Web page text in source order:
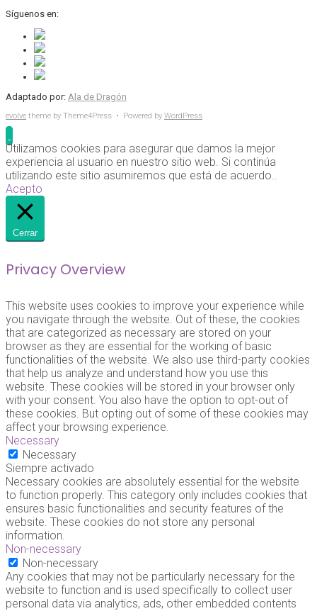
Síguenos en:
Adaptado por: Ala de Dragón
evolve theme by Theme4Press • Powered by WordPress
Utilizamos cookies para asegurar que damos la mejor
experiencia al usuario en nuestro sitio web. Si continúa
utilizando este sitio asumiremos que está de acuerdo..
Acepto
Cerrar
Privacy Overview
This website uses cookies to improve your experience while
you navigate through the website. Out of these, the cookies
that are categorized as necessary are stored on your
browser as they are essential for the working of basic
functionalities of the website. We also use third-party cookies
that help us analyze and understand how you use this
website. These cookies will be stored in your browser only
with your consent. You also have the option to opt-out of
these cookies. But opting out of some of these cookies may
affect your browsing experience.
Necessary
Necessary
Siempre activado
Necessary cookies are absolutely essential for the website
to function properly. This category only includes cookies that
ensures basic functionalities and security features of the
website. These cookies do not store any personal
information.
Non-necessary
Non-necessary
Any cookies that may not be particularly necessary for the
website to function and is used specifically to collect user
personal data via analytics, ads, other embedded contents